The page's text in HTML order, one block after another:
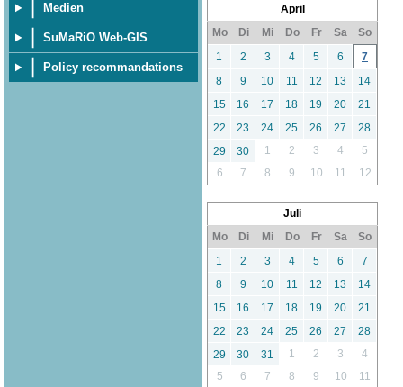
Medien
SuMaRiO Web-GIS
Policy recommandations
April
Mo
Di Mi Do Fr Sa
So
1
2 3 4 5 6
7
8
9 10 11 12 13
14
15
16 17 18 19 20
21
22
23 24 25 26 27
28
29
30 1 2 3 4
5
6
7 8 9 10 11 12
Juli
Mo
Di Mi Do Fr Sa
So
1
2 3 4 5 6
7
8
9 10 11 12 13
14
15
16 17 18 19 20
21
22
23 24 25 26 27
28
29
30 31 1 2 3
4
5
6 7 8 9 10 11